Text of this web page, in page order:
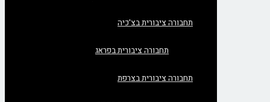
תחבורה ציבורית בצ'כיה
תחבורה ציבורית בפראג
תחבורה ציבורית בצרפת